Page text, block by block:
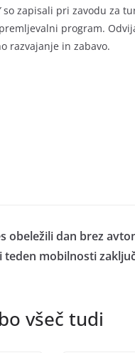
so zapisali pri zavodu za
program.
razvajanje in zabavo.
obeležili dan brez
teden mobilnosti
všeč tudi